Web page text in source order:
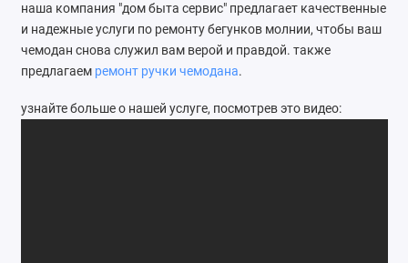
Ремонт сумок
Ремонт зонтов
Ремонт очков
наша компания "дом быта сервис" предлагает качественные
и надежные услуги по ремонту бегунков молнии, чтобы ваш
чемодан снова служил вам верой и правдой. также
предлагаем ремонт ручки чемодана.
узнайте больше о нашей услуге, посмотрев это видео: